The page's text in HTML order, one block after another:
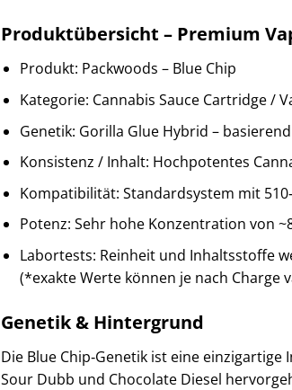
Produktübersicht – Premium
Produkt: Packwoods – Blue Chip
Kategorie: Cannabis Sauce Cartridge /
Genetik: Gorilla Glue Hybrid –
Konsistenz / Inhalt: Hochpotentes
Kompatibilität: Standardsystem mit
Potenz: Sehr hohe Konzentration von
Labortests: Reinheit und Inhaltsstoffe
(*exakte Werte können je nach
Genetik & Hintergrund
Die Blue Chip‑Genetik ist eine
Sour Dubb und Chocolate Diesel